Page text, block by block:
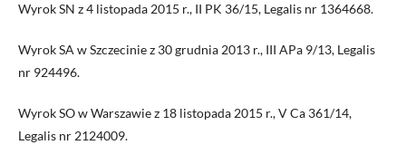
Wyrok SN z 4 listopada 2015 r., II PK 36/15, Legalis nr 1364668.
Wyrok SA w Szczecinie z 30 grudnia 2013 r., III APa 9/13, Legalis
nr 924496.
Wyrok SO w Warszawie z 18 listopada 2015 r., V Ca 361/14,
Legalis nr 2124009.